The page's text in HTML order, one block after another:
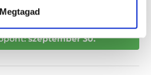
Megtagad
II. kerület, Bécsi út 4. 3. em. 4.
szeptember 30.